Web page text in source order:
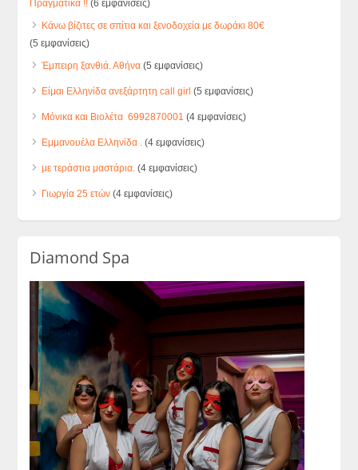
Πραγματικά !! (6 εμφανίσεις)
Κάνω βίζιτες σε σπίτια και ξενοδοχεία με δωράκι 80€
(5 εμφανίσεις)
Έμπειρη ξανθιά. Αθήνα (5 εμφανίσεις)
Είμαι Ελληνίδα ανεξάρτητη call girl (5 εμφανίσεις)
Μόνικα και Βιολέτα 6992870001 (4 εμφανίσεις)
Εμμανουέλα Ελληνίδα . (4 εμφανίσεις)
με τεράστια μαστάρια. (4 εμφανίσεις)
Γιωργία 25 ετών (4 εμφανίσεις)
Diamond Spa